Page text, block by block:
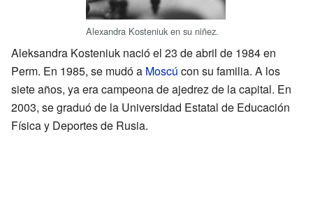
Alexandra Kosteniuk en su niñez.
Aleksandra Kosteniuk nació el 23 de abril de 1984 en
Perm. En 1985, se mudó a Moscú con su familia. A los
siete años, ya era campeona de ajedrez de la capital. En
2003, se graduó de la Universidad Estatal de Educación
Física y Deportes de Rusia.